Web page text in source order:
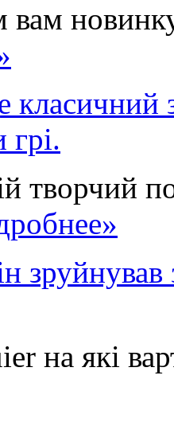
вам
класичний
грі.
творчий
на які